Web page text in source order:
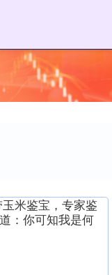
米鉴宝，专家鉴
：你可知我是何